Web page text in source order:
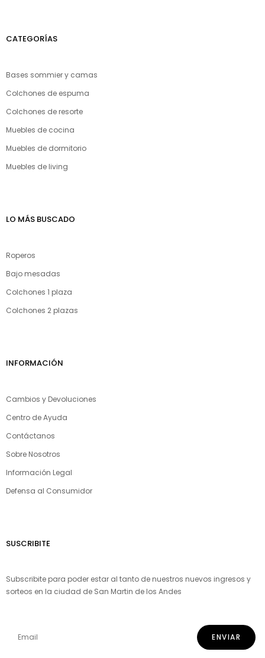
CATEGORÍAS
Bases sommier y camas
Colchones de espuma
Colchones de resorte
Muebles de cocina
Muebles de dormitorio
Muebles de living
LO MÁS BUSCADO
Roperos
Bajo mesadas
Colchones 1 plaza
Colchones 2 plazas
INFORMACIÓN
Cambios y Devoluciones
Centro de Ayuda
Contáctanos
Sobre Nosotros
Información Legal
Defensa al Consumidor
SUSCRIBITE
Subscribite para poder estar al tanto de nuestros nuevos ingresos y
sorteos en la ciudad de San Martin de los Andes